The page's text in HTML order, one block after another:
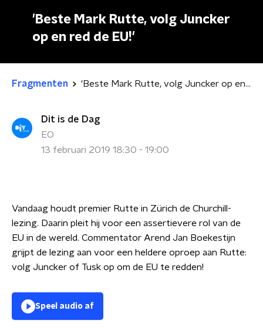
'Beste Mark Rutte, volg Juncker
op en red de EU!'
Fragmenten 'Beste Mark Rutte, volg Juncker op en red de EU!'
Dit is de Dag
EO
13 februari 2019 18:30 - 19:00
Vandaag houdt premier Rutte in Zürich de Churchill-
lezing. Daarin pleit hij voor een assertievere rol van de
EU in de wereld. Commentator Arend Jan Boekestijn
grijpt de lezing aan voor een heldere oproep aan Rutte:
volg Juncker of Tusk op om de EU te redden!
Speel audio af